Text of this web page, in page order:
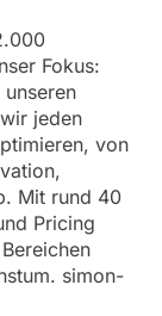
Fokus:
jeden
von
Mit rund 40
Pricing
simon-